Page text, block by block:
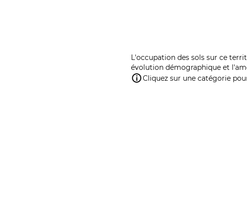
L'occupation des sols sur ce
évolution démographique et
Cliquez sur une catégorie